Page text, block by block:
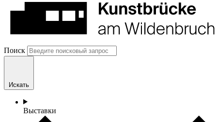
Поиск
Искать
Выставки